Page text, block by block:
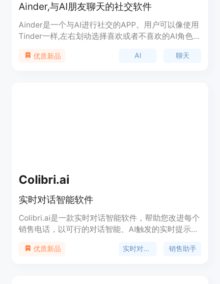
Ainder,与AI朋友聊天的社交软件
Ainder是一个与AI进行社交的APP。用户可以像使用
Tinder一样,左右划动选择喜欢或者不喜欢的AI角色。
Ainder内部集成了多种人工智能技术,可以让用户获
优质新品 AI 聊天
Colibri.ai
实时对话智能软件
Colibri.ai是一款实时对话智能软件，帮助您改进每个
销售电话，以可行的对话智能、AI触发的实时提示卡
摘要、强大的通话分析、实时AI指导和辅导，提高销
优质新品 实时对话智能 销售助手